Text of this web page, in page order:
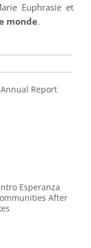
Euphrasie et
monde.
Report
Esperanza
After